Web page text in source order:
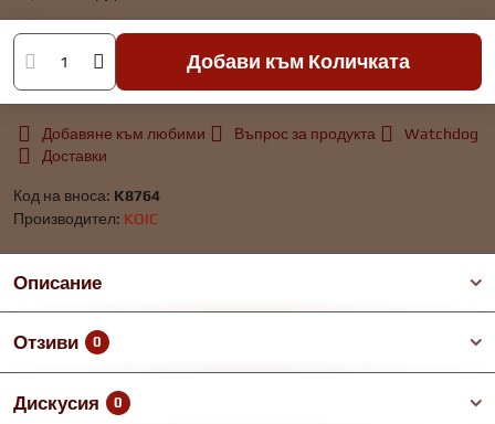
Добави към Количката
Добавяне към любими Въпрос за продукта
Watchdog
Доставки
Код на вноса: K8764
Производител: KOIC
Описание
Отзиви 0
Дискусия 0